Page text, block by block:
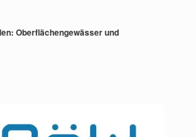
Oberflächengewässer und